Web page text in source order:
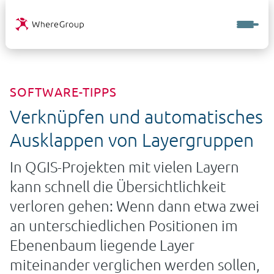
SOFTWARE-TIPPS
Verknüpfen und automatisches
Ausklappen von Layergruppen
In QGIS-Projekten mit vielen Layern
kann schnell die Übersichtlichkeit
verloren gehen: Wenn dann etwa zwei
an unterschiedlichen Positionen im
Ebenenbaum liegende Layer
miteinander verglichen werden sollen,